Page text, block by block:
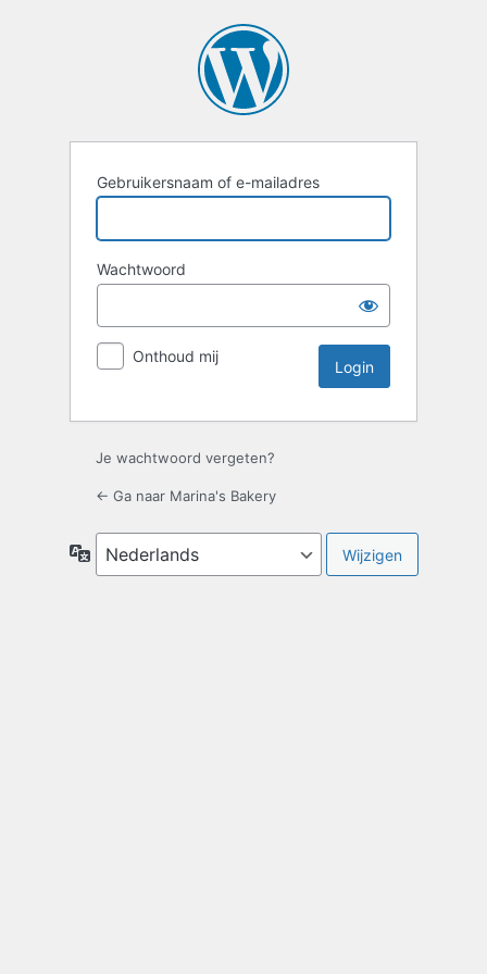
Gebruikersnaam of e-mailadres
Wachtwoord
Onthoud mij
Je wachtwoord vergeten?
← Ga naar Marina's Bakery
Taal